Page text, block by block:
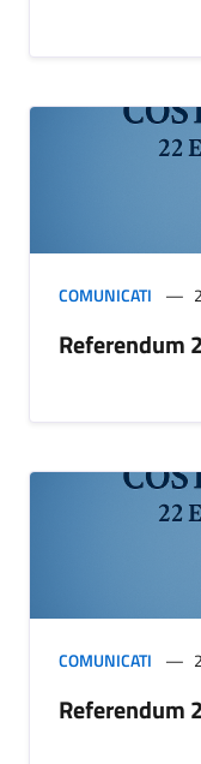
COMUNICATI
Referendum
COMUNICATI
Referendum